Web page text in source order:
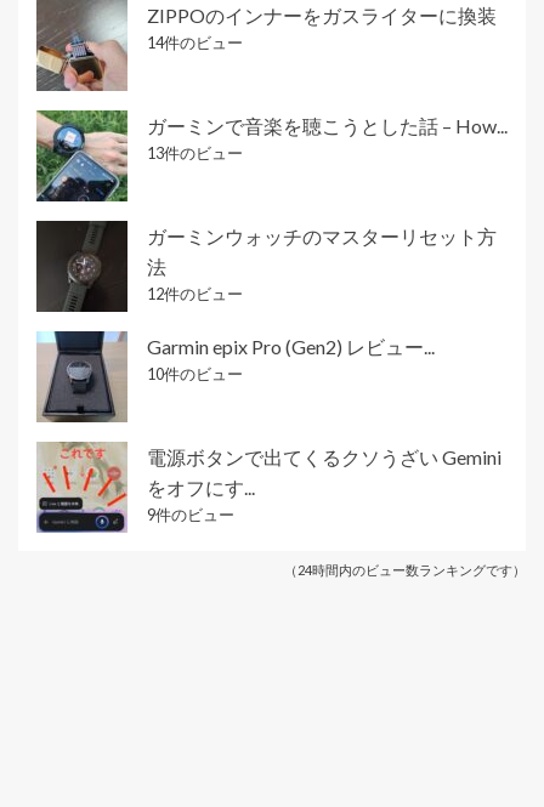
ZIPPOのインナーをガスライターに換装
14件のビュー
ガーミンで音楽を聴こうとした話 – How...
13件のビュー
ガーミンウォッチのマスターリセット方
法
12件のビュー
Garmin epix Pro (Gen2) レビュー...
10件のビュー
電源ボタンで出てくるクソうざい Gemini
をオフにす...
9件のビュー
（24時間内のビュー数ランキングです）